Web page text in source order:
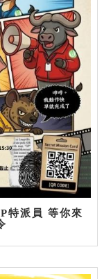
特派員 等你來